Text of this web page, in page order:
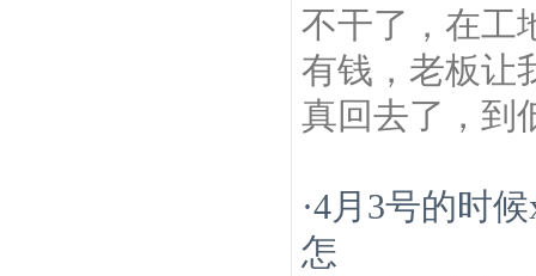
不干了，在工
有钱，老板让
真回去了，到
·4月3号的时
怎